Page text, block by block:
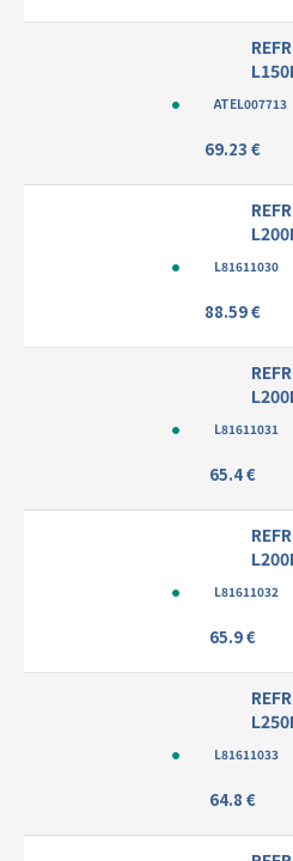
ATEL007713
69.23 €
L81611030
88.59 €
L81611031
65.4 €
L81611032
65.9 €
L81611033
64.8 €